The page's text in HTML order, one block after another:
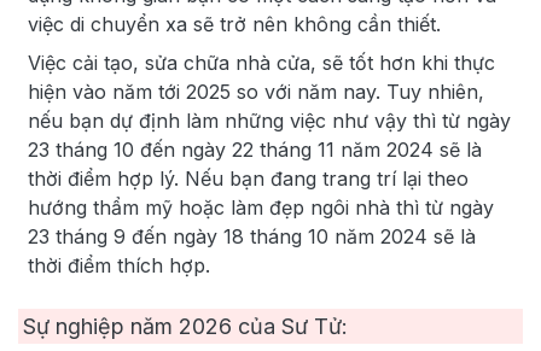
việc di chuyển xa sẽ trở nên không cần thiết.
Việc cải tạo, sửa chữa nhà cửa, sẽ tốt hơn khi thực
hiện vào năm tới 2025 so với năm nay. Tuy nhiên,
nếu bạn dự định làm những việc như vậy thì từ ngày
23 tháng 10 đến ngày 22 tháng 11 năm 2024 sẽ là
thời điểm hợp lý. Nếu bạn đang trang trí lại theo
hướng thẩm mỹ hoặc làm đẹp ngôi nhà thì từ ngày
23 tháng 9 đến ngày 18 tháng 10 năm 2024 sẽ là
thời điểm thích hợp.
Sự nghiệp năm 2026 của Sư Tử: